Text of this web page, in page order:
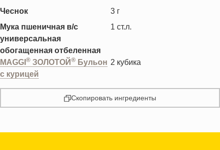
Чеснок
3 г
Мука пшеничная в/с
универсальная
обогащенная отбеленная
1 ст.л.
MAGGI ® ЗОЛОТОЙ ® Бульон
с курицей
2 кубика
Скопировать ингредиенты